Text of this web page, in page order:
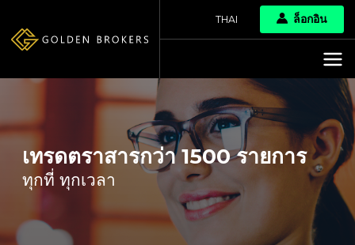
THAI ล็อกอิน
เทรดตราสารกว่า 1500 รายการ
ทุกที่ ทุกเวลา